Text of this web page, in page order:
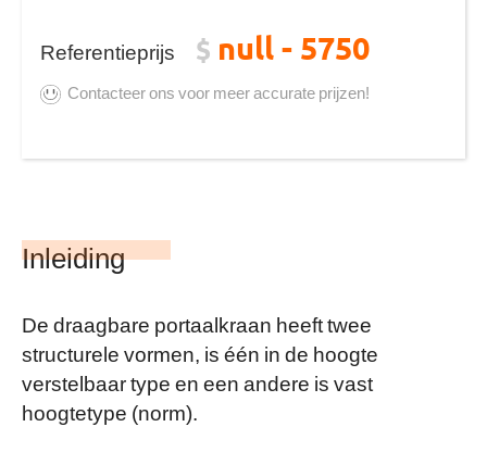
Referentieprijs $ null - 5750
Contacteer ons voor meer accurate prijzen!
Inleiding
De draagbare portaalkraan heeft twee
structurele vormen, is één in de hoogte
verstelbaar type en een andere is vast
hoogtetype (norm).